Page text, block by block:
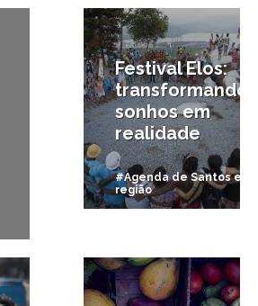
Festival Elos:
transformando
sonhos em
realidade
#Agenda de Santos e
região